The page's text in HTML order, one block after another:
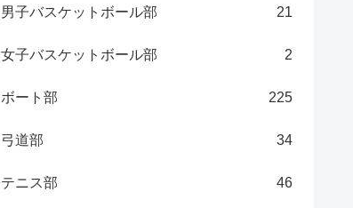
男子バスケットボール部 21
女子バスケットボール部 2
ボート部 225
弓道部 34
テニス部 46